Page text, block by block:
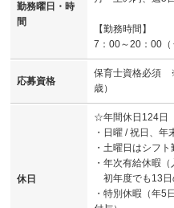
勤務曜日・時
間
【勤務時間】
7：00～20：00（
応募資格
保育士資格必須
歳）
休日
☆年間休日124日
・日曜 / 祝日、年
・土曜日はシフ
・年次有給休暇
初年度でも13
・特別休暇（年5